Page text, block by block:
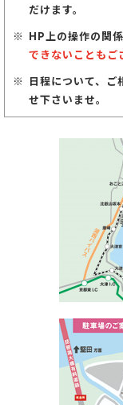
だけます。
HP上の操作の関
できないこともご
日程について、ご
せ下さいませ。